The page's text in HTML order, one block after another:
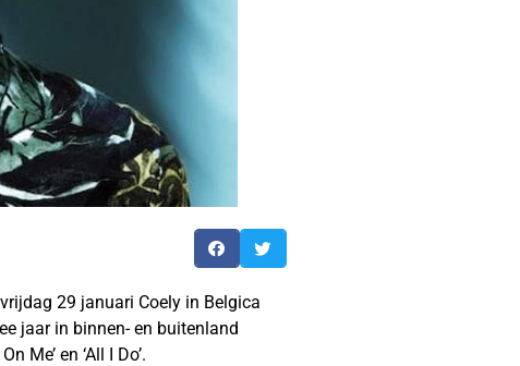
29 januari Coely in Belgica
jaar in binnen- en buitenland
Me’ en ‘All I Do’.